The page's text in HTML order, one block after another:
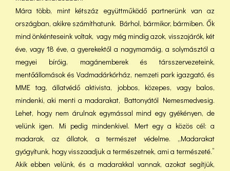
Mára több, mint kétszáz együttműködő partnerünk van az
országban, akikre számíthatunk. Bárhol, bármikor, bármiben. Ők
mind önkénteseink voltak, vagy még mindig azok, visszajárók, két
éve, vagy 18 éve, a gyerekektől a nagymamáig, a solymásztól a
megyei bíróig, magánemberek és társszervezeteink,
mentőállomások és Vadmadárkórház, nemzeti park igazgató, és
MME tag, állatvédő aktivista, jobbos, közepes, vagy balos,
mindenki, aki menti a madarakat, Battonyától Nemesmedvesig.
Lehet, hogy nem árulnak egymással mind egy gyékényen, de
velünk igen. Mi pedig mindenkivel. Mert egy a közös cél: a
madarak, az állatok, a természet védelme. „Madarakat
gyógyítunk, hogy visszaadjuk a természetnek, ami a természeté.”
Akik ebben velünk, és a madarakkal vannak, azokat segítjük,